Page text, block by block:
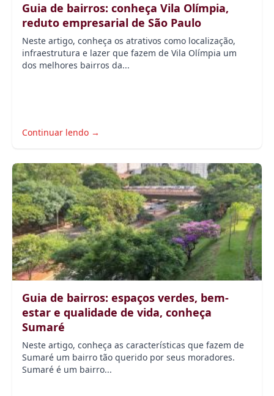
Guia de bairros: conheça Vila Olímpia,
reduto empresarial de São Paulo
Neste artigo, conheça os atrativos como localização,
infraestrutura e lazer que fazem de Vila Olímpia um
dos melhores bairros da...
Continuar lendo →
Guia de bairros: espaços verdes, bem-
estar e qualidade de vida, conheça
Sumaré
Neste artigo, conheça as características que fazem de
Sumaré um bairro tão querido por seus moradores.
Sumaré é um bairro...